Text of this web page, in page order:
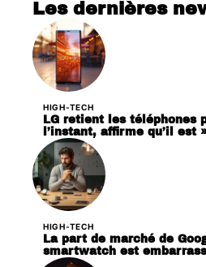
Les dernières
HIGH-TECH
LG retient les téléphones
l’instant, affirme qu’il est
HIGH-TECH
La part de marché de
smartwatch est